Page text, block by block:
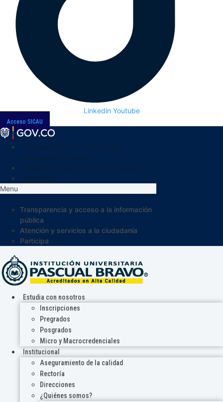
Linkedin Youtube
Acceso SICAU
Menu
Transparencia y acceso a la información
pública
Atención y servicios a la ciudadanía
Participa
Estudia con nosotros
Inscripciones
Pregrados
Posgrados
Micro y Macrocredenciales
Institucional
Aseguramiento de la calidad
Rectoría
Direcciones
¿Quiénes somos?